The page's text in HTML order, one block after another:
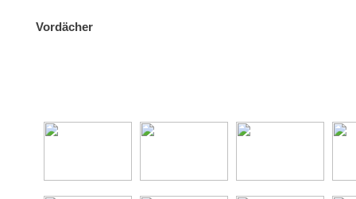
Vordächer